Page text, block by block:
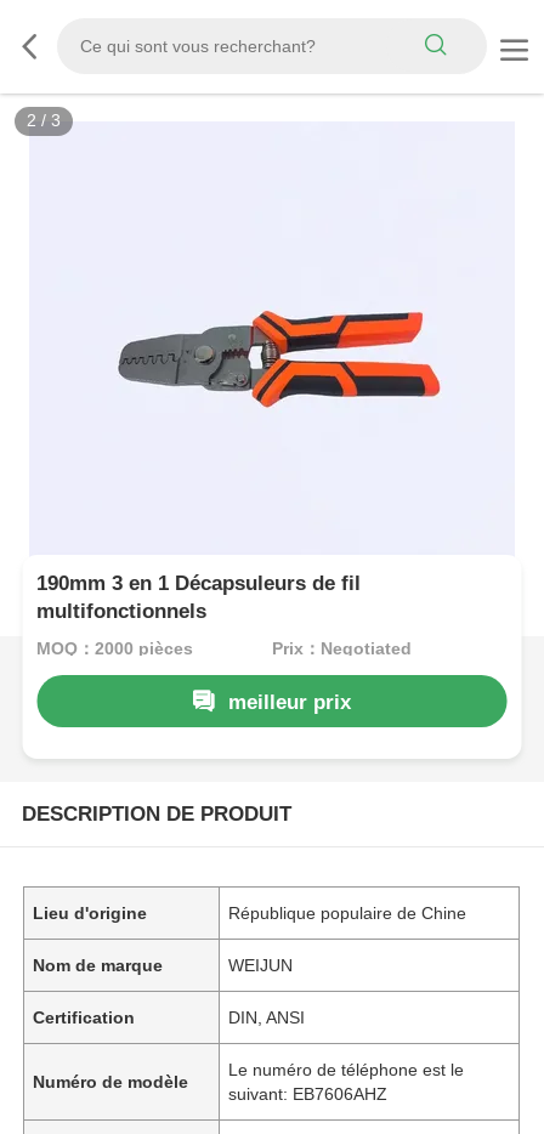
2 / 3
190mm 3 en 1 Décapsuleurs de fil
multifonctionnels
MOQ：2000 pièces Prix：Negotiated
meilleur prix
DESCRIPTION DE PRODUIT
Lieu d'origine République populaire de Chine
Nom de marque WEIJUN
Certification DIN, ANSI
Numéro de modèle
Le numéro de téléphone est le
suivant: EB7606AHZ